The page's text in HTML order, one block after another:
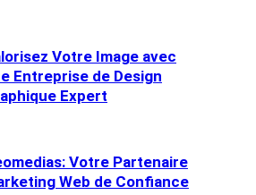
Votre Image avec
Entreprise de Design
Expert
Votre Partenaire
Web de Confiance